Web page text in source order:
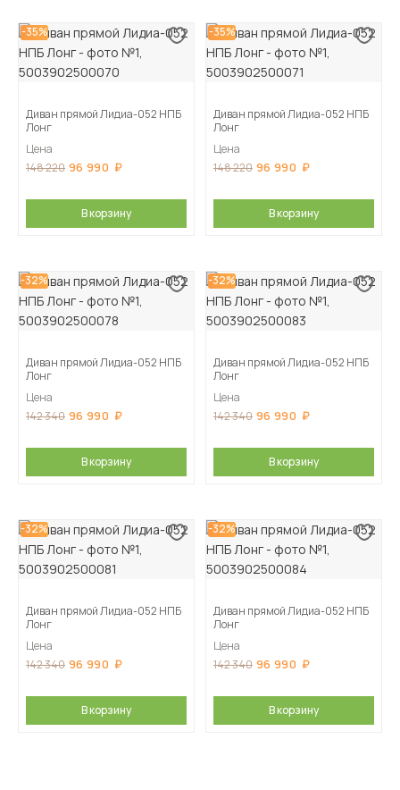
-35%
Диван прямой Лидиа-052 НПБ
Лонг
Цена
148 220 96 990
В корзину
-35%
Диван прямой Лидиа-052 НПБ
Лонг
Цена
148 220 96 990
В корзину
-32%
Диван прямой Лидиа-052 НПБ
Лонг
Цена
142 340 96 990
В корзину
-32%
Диван прямой Лидиа-052 НПБ
Лонг
Цена
142 340 96 990
В корзину
-32%
Диван прямой Лидиа-052 НПБ
Лонг
Цена
142 340 96 990
В корзину
-32%
Диван прямой Лидиа-052 НПБ
Лонг
Цена
142 340 96 990
В корзину